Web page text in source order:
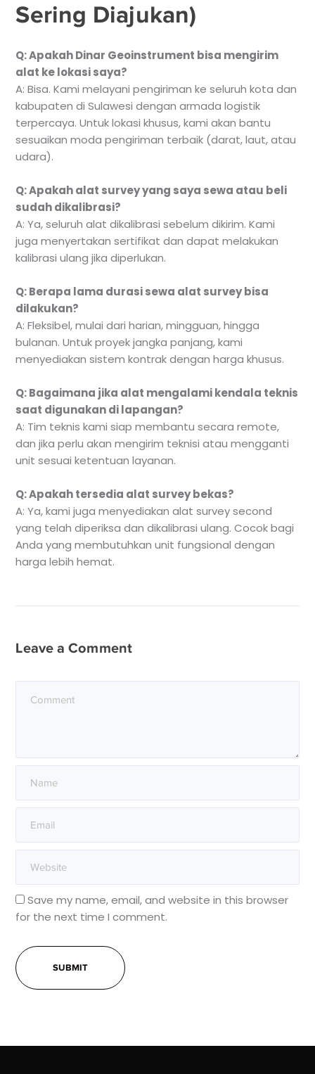
Sering Diajukan)
Q: Apakah Dinar Geoinstrument bisa mengirim
alat ke lokasi saya?
A: Bisa. Kami melayani pengiriman ke seluruh kota dan
kabupaten di Sulawesi dengan armada logistik
terpercaya. Untuk lokasi khusus, kami akan bantu
sesuaikan moda pengiriman terbaik (darat, laut, atau
udara).
Q: Apakah alat survey yang saya sewa atau beli
sudah dikalibrasi?
A: Ya, seluruh alat dikalibrasi sebelum dikirim. Kami
juga menyertakan sertifikat dan dapat melakukan
kalibrasi ulang jika diperlukan.
Q: Berapa lama durasi sewa alat survey bisa
dilakukan?
A: Fleksibel, mulai dari harian, mingguan, hingga
bulanan. Untuk proyek jangka panjang, kami
menyediakan sistem kontrak dengan harga khusus.
Q: Bagaimana jika alat mengalami kendala teknis
saat digunakan di lapangan?
A: Tim teknis kami siap membantu secara remote,
dan jika perlu akan mengirim teknisi atau mengganti
unit sesuai ketentuan layanan.
Q: Apakah tersedia alat survey bekas?
A: Ya, kami juga menyediakan alat survey second
yang telah diperiksa dan dikalibrasi ulang. Cocok bagi
Anda yang membutuhkan unit fungsional dengan
harga lebih hemat.
Leave a Comment
Save my name, email, and website in this browser
for the next time I comment.